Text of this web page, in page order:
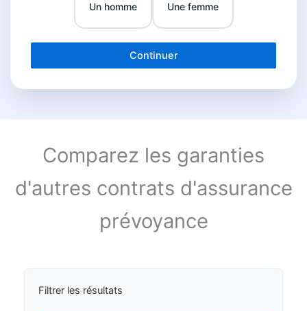
Un homme Une femme
Continuer
Comparez les garanties
d'autres contrats d'assurance
prévoyance
Filtrer les résultats